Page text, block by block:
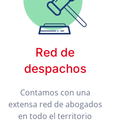
Red de
despachos
Contamos con una
extensa red de abogados
en todo el territorio